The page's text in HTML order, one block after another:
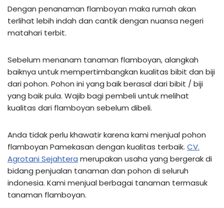
Dengan penanaman flamboyan maka rumah akan
terlihat lebih indah dan cantik dengan nuansa negeri
matahari terbit.
Sebelum menanam tanaman flamboyan, alangkah
baiknya untuk mempertimbangkan kualitas bibit dan biji
dari pohon. Pohon ini yang baik berasal dari bibit / biji
yang baik pula. Wajib bagi pembeli untuk melihat
kualitas dari flamboyan sebelum dibeli.
Anda tidak perlu khawatir karena kami menjual pohon
flamboyan Pamekasan dengan kualitas terbaik. CV.
Agrotani Sejahtera merupakan usaha yang bergerak di
bidang penjualan tanaman dan pohon di seluruh
indonesia. Kami menjual berbagai tanaman termasuk
tanaman flamboyan.